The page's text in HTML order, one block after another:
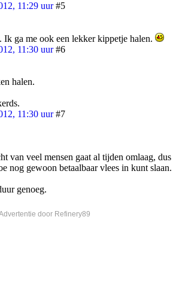
11:29 uur #5
Ik ga me ook een lekker kippetje halen.
11:30 uur #6
halen.
11:30 uur #7
van veel mensen gaat al tijden omlaag, dus
nog gewoon betaalbaar vlees in kunt slaan.
genoeg.
door Refinery89